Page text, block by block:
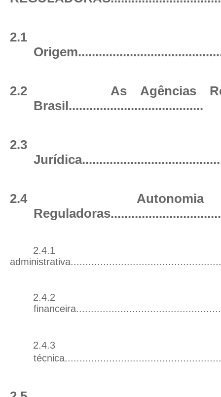
2.1
Origem
2.2
As Agências
Brasil.......................................
2.3
Jurídica
2.4
Autonomia
Reguladoras
2.4.1
administrativa
2.4.2
financeira
2.4.3
técnica